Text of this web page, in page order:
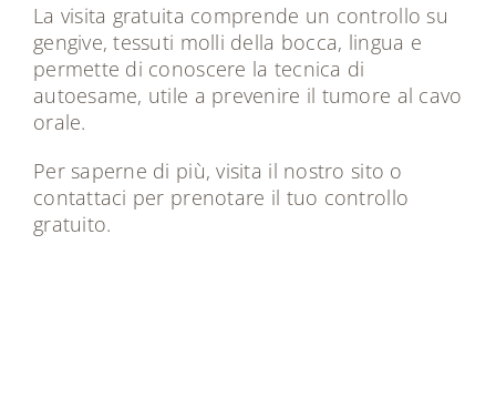
La visita gratuita comprende un controllo su
gengive, tessuti molli della bocca, lingua e
permette di conoscere la tecnica di
autoesame, utile a prevenire il tumore al cavo
orale.
Per saperne di più, visita il nostro sito o
contattaci per prenotare il tuo controllo
gratuito.